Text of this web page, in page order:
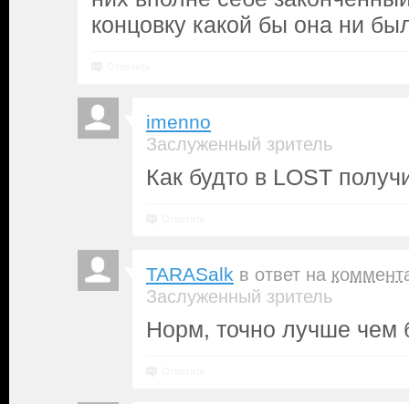
концовку какой бы она ни
imenno
Заслуженный зритель
Как будто в LOST
TARASalk в ответ на
Заслуженный зритель
Норм, точно лучше чем